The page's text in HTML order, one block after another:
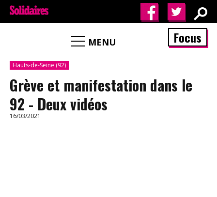
MENU Focus
Hauts-de-Seine (92)
Grève et manifestation dans le
92 - Deux vidéos
16/03/2021